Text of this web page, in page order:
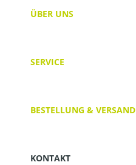
ÜBER UNS
SERVICE
BESTELLUNG & VERSAND
KONTAKT